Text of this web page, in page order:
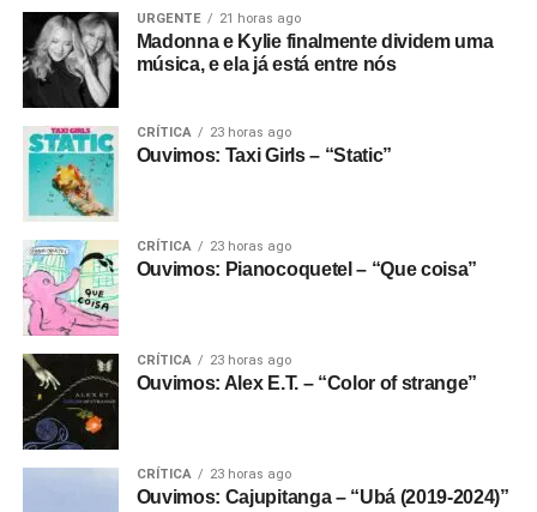
URGENTE 21 horas ago
Madonna e Kylie finalmente dividem uma
música, e ela já está entre nós
CRÍTICA 23 horas ago
Ouvimos: Taxi Girls – “Static”
CRÍTICA 23 horas ago
Ouvimos: Pianocoquetel – “Que coisa”
CRÍTICA 23 horas ago
Ouvimos: Alex E.T. – “Color of strange”
CRÍTICA 23 horas ago
Ouvimos: Cajupitanga – “Ubá (2019-2024)”